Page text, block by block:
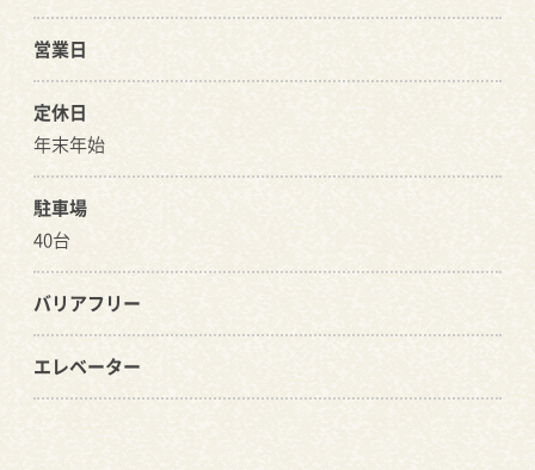
営業日
定休日
年末年始
駐車場
40台
バリアフリー
エレベーター